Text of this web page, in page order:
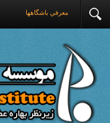
معرفي باشگاهها